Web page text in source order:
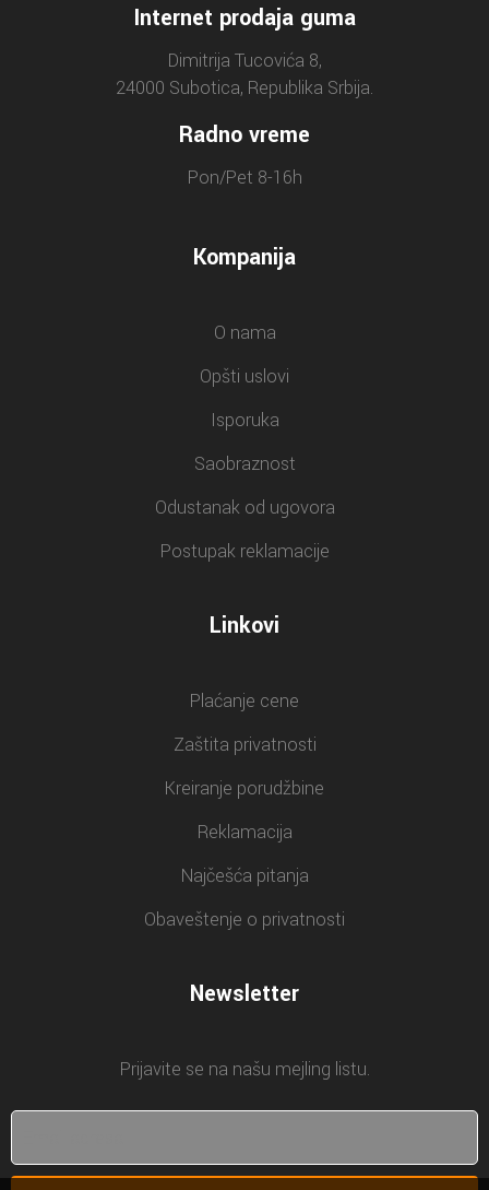
Internet prodaja guma
Dimitrija Tucovića 8,
24000 Subotica, Republika Srbija.
Radno vreme
Pon/Pet 8-16h
Kompanija
O nama
Opšti uslovi
Isporuka
Saobraznost
Odustanak od ugovora
Postupak reklamacije
Linkovi
Plaćanje cene
Zaštita privatnosti
Kreiranje porudžbine
Reklamacija
Najčešća pitanja
Obaveštenje o privatnosti
Newsletter
Prijavite se na našu mejling listu.